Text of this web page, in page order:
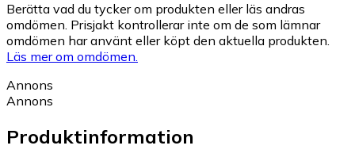
Berätta vad du tycker om produkten eller läs andras
omdömen. Prisjakt kontrollerar inte om de som lämnar
omdömen har använt eller köpt den aktuella produkten.
Läs mer om omdömen.
Annons
Annons
Produktinformation